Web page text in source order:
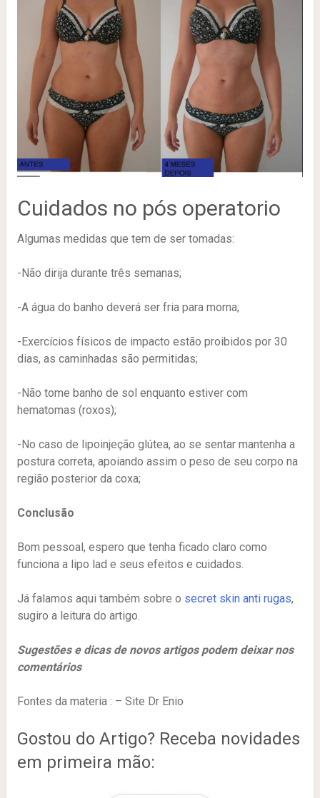
Cuidados no pós operatorio
Algumas medidas que tem de ser tomadas:
-Não dirija durante três semanas;
-A água do banho deverá ser fria para morna;
-Exercícios físicos de impacto estão proibidos por 30
dias, as caminhadas são permitidas;
-Não tome banho de sol enquanto estiver com
hematomas (roxos);
-No caso de lipoinjeção glútea, ao se sentar mantenha a
postura correta, apoiando assim o peso de seu corpo na
região posterior da coxa;
Conclusão
Bom pessoal, espero que tenha ficado claro como
funciona a lipo lad e seus efeitos e cuidados.
Já falamos aqui também sobre o secret skin anti rugas,
sugiro a leitura do artigo.
Sugestões e dicas de novos artigos podem deixar nos
comentários
Fontes da materia : – Site Dr Enio
Gostou do Artigo? Receba novidades
em primeira mão: